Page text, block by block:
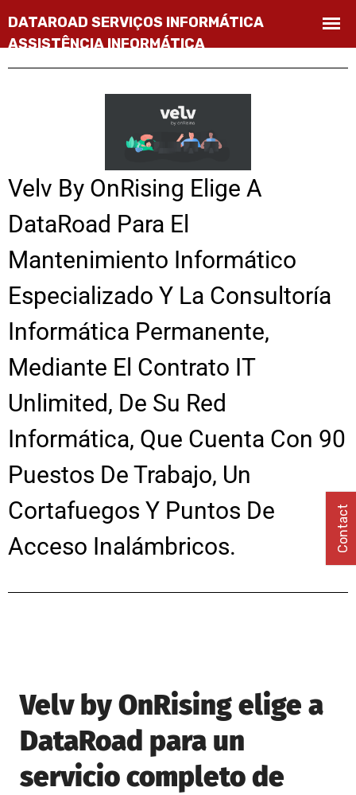
Velv By OnRising Elige A
DataRoad Para El
Mantenimiento Informático
Especializado Y La Consultoría
Informática Permanente,
Mediante El Contrato IT
Unlimited, De Su Red
Informática, Que Cuenta Con 90
Puestos De Trabajo, Un
Cortafuegos Y Puntos De
Acceso Inalámbricos.
Velv by OnRising elige a
DataRoad para un
servicio completo de
Contact